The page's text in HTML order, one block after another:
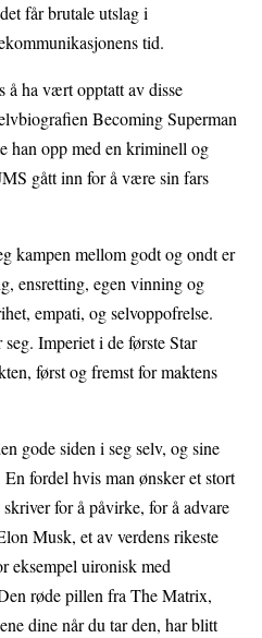
får brutale utslag i
tid.
å ha vært opptatt av disse
Becoming Superman
han opp med en kriminell og
gått inn for å være sin fars
kampen mellom godt og ondt er
ensretting, egen vinning og
empati, og selvoppofrelse.
Imperiet i de første Star
først og fremst for maktens
gode siden i seg selv, og sine
fordel hvis man ønsker et stort
for å påvirke, for å advare
Musk, et av verdens rikeste
eksempel uironisk med
røde pillen fra The Matrix,
dine når du tar den, har blitt